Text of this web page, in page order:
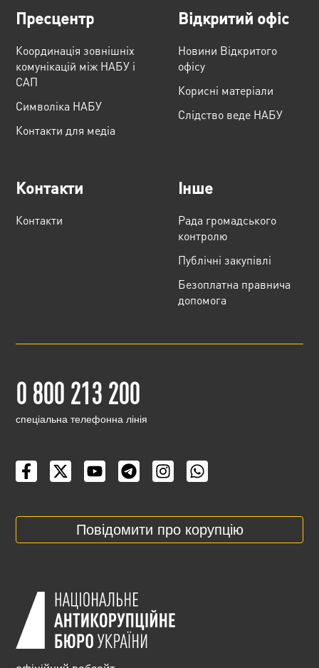
Пресцентр
Координація зовнішніх
комунікацій між НАБУ і
САП
Cимволіка НАБУ
Контакти для медіа
Відкритий офіс
Новини Відкритого
офісу
Корисні матеріали
Слідство веде НАБУ
Контакти
Контакти
Інше
Рада громадського
контролю
Публічні закупівлі
Безоплатна правнича
допомога
0 800 213 200
cпеціальна телефонна лінія
Повідомити про корупцію